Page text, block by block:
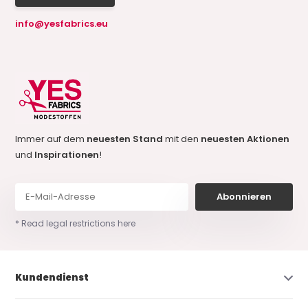
info@yesfabrics.eu
Immer auf dem neuesten Standmit den neuesten Aktionen
und Inspirationen!
Abonnieren
* Read legal restrictions here
Kundendienst